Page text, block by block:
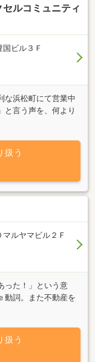
そんな方も大歓迎で
や売却を始めてみ
ルコミュニティ
ビル３Ｆ
な浜松町にて営業中
と言う声を、何より
、買いたい方、売り
きっとご満足いただ
等で出張にいらした
扱う
ルヤマビル２Ｆ
った！」という意
動詞。また不動産を
。皆さんに「あっ
扱う